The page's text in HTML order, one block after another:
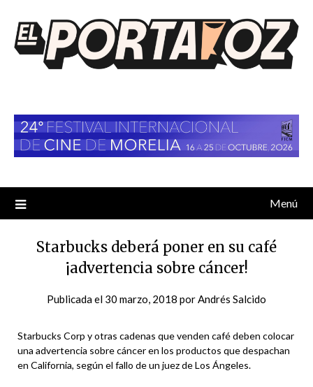
contenido
Menú
Starbucks deberá poner en su café
¡advertencia sobre cáncer!
Publicada el 30 marzo, 2018 porAndrés Salcido
Starbucks Corp y otras cadenas que venden café deben colocar
una advertencia sobre cáncer en los productos que despachan
en California, según el fallo de un juez de Los Ángeles.